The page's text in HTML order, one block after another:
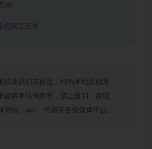
效
或留言反馈
特殊说明或标注，均为本站原创发
征得本站同意时，禁止复制、盗用、
网站、app、书籍等各类媒体平台。